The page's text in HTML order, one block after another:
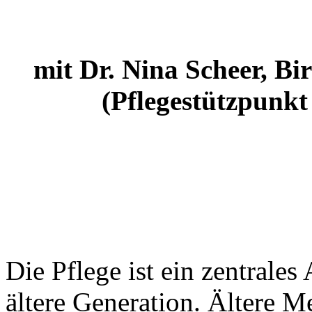
mit Dr. Nina Scheer,
Die Pflege ist ein zentrales
ältere Generation. Ältere